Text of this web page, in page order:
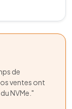
de
ventes ont
NVMe."